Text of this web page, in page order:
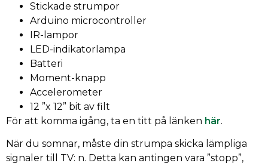
Stickade strumpor
Arduino microcontroller
IR-lampor
LED-indikatorlampa
Batteri
Moment-knapp
Accelerometer
12 ”x 12” bit av filt
För att komma igång, ta en titt på länken här.
När du somnar, måste din strumpa skicka lämpliga
signaler till TV: n. Detta kan antingen vara ”stopp”,